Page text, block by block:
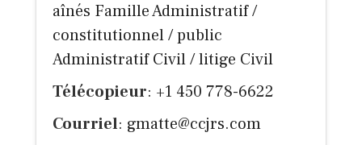
aînés Famille Administratif /
constitutionnel / public
Administratif Civil / litige Civil
Télécopieur: +1 450 778-6622
Courriel: gmatte@ccjrs.com